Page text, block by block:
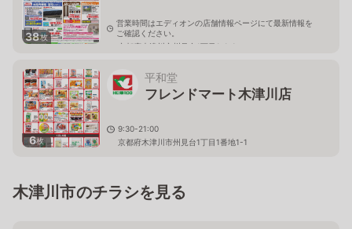
38枚
営業時間はエディオンの店舗情報ページにて最新情報を
ご確認ください。
京都府木津川市州見台1丁目1-1-1
6枚
平和堂
フレンドマート木津川店
9:30-21:00
京都府木津川市州見台1丁目1番地1-1
木津川市のチラシを見る